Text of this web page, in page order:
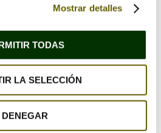
Mostrar detalles
TODAS
LA SELECCIÓN
DENEGAR